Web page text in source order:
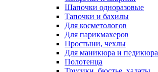
Шапочки одноразовые
Тапочки и бахилы
Для косметологов
Для парикмахеров
Простыни, чехлы
Для маникюра и педикюра
Полотенца